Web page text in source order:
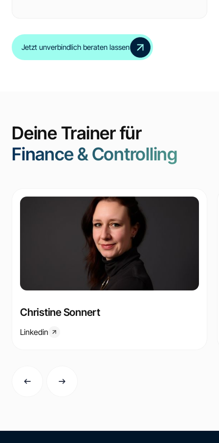
Jetzt unverbindlich beraten lassen
Deine Trainer für
Finance & Controlling
Christine Sonnert
Linkedin